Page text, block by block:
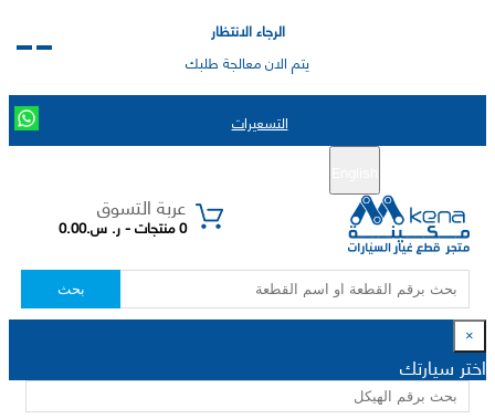
الرجاء الانتظار
يتم الان معالجة طلبك
التسعيرات
عربة التسوق
0 منتجات - ر. س.0.00
بحث
×
اختر سيارتك